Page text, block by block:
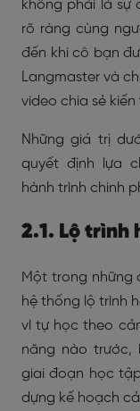
không phải là
rõ ràng cùng
đến khi cô bạn
Langmaster và
video chia sẻ
Những giá trị
quyết định lựa
hành trình chinh
2.1. Lộ trình
Một trong những
hệ thống lộ trình
vì tự học theo
năng nào trước,
giai đoạn học
dựng kế hoạch